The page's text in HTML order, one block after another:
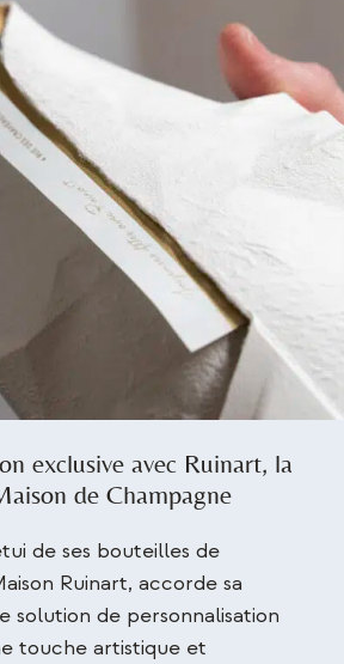
exclusive avec Ruinart, la
de Champagne
de ses bouteilles de
Ruinart, accorde sa
solution de personnalisation
touche artistique et